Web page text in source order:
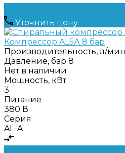
Уточнить цену
Компрессор AL5А 8 бар
Производительность, л/мин
Давление, бар 8
Нет в наличии
Мощность, кВт
3
Питание
380 В
Серия
AL-A